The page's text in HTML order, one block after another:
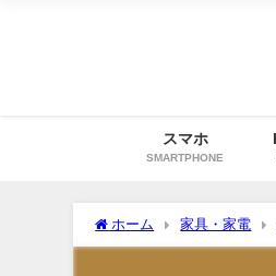
スマホ
SMARTPHONE
ホーム 家具・家電